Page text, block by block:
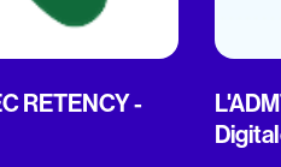
RETENCY -